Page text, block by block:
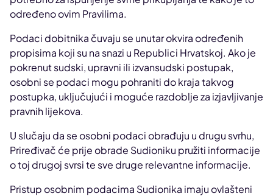
određeno ovim Pravilima.
Podaci dobitnika čuvaju se unutar okvira određenih
propisima koji su na snazi u Republici Hrvatskoj. Ako je
pokrenut sudski, upravni ili izvansudski postupak,
osobni se podaci mogu pohraniti do kraja takvog
postupka, uključujući i moguće razdoblje za izjavljivanje
pravnih lijekova.
U slučaju da se osobni podaci obrađuju u drugu svrhu,
Priređivač će prije obrade Sudioniku pružiti informacije
o toj drugoj svrsi te sve druge relevantne informacije.
Pristup osobnim podacima Sudionika imaju ovlašteni